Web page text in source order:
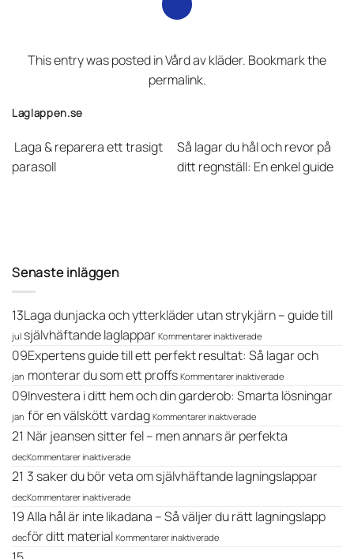
This entry was posted inVård av kläder. Bookmark the
permalink.
Laglappen.se
Laga & reparera ett trasigt
parasoll
Så lagar du hål och revor på
ditt regnställ: En enkel guide
Senaste inläggen
13
jul
Laga dunjacka och ytterkläder utan strykjärn – guide till
självhäftande laglappar Kommentarer inaktiverade
dunjacka
och
utan
guide
laglappar
09
jan
Expertens guide till ett perfekt resultat: Så lagar och
monterar du som ett proffs Kommentarer inaktiverade
guide
perfekt
lagar
du
09
jan
Investera i ditt hem och din garderob: Smarta lösningar
för en välskött vardag Kommentarer inaktiverade
i
och
Smarta
21
dec
När jeansen sitter fel – men annars är perfekta
Kommentarer inaktiverade
jeansen
–
men
21
dec
3 saker du bör veta om självhäftande lagningslappar
Kommentarer inaktiverade
saker
du
19
dec
Alla hål är inte likadana – Så väljer du rätt lagningslapp
för ditt material Kommentarer inaktiverade